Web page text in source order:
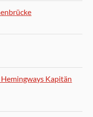
Kapitän